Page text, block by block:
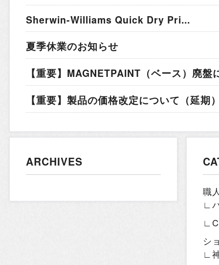
Sherwin-Williams Quick Dry Pri...
夏季休業のお知らせ
【重要】MAGNETPAINT（ベース）廃
【重要】製品の価格改定について（延期
ARCHIVES
職
∟
シ
∟